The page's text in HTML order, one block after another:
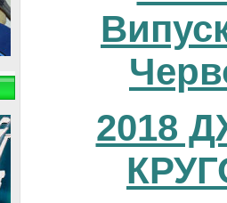
2018